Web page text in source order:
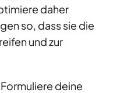
daher
so, dass sie die
und zur
Formuliere deine